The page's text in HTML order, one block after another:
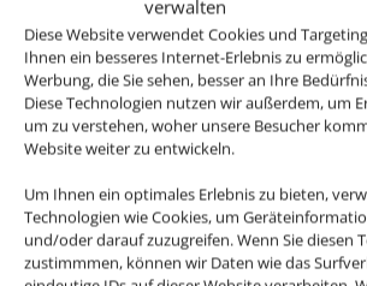
verwalten
Diese Website verwendet Cookies und
Ihnen ein besseres Internet-Erlebnis zu
Werbung, die Sie sehen, besser an Ihre
Diese Technologien nutzen wir außerdem, um
um zu verstehen, woher unsere Besucher
Website weiter zu entwickeln.
Um Ihnen ein optimales Erlebnis zu bieten,
Technologien wie Cookies, um
und/oder darauf zuzugreifen. Wenn Sie diesen
zustimmmen, können wir Daten wie das
6.3. Wir erheben in der Regel keine
Servicegebühren oder
Rücktritt / Umbuchung und /oder
wir Servicegebühren oder
erheben, informieren wir sie vor der
darüber. Generell ausgenommen
von nicht im Zusammenhang mit einer
gebuchten
Buchung“). Hier erheben wir ggfs.